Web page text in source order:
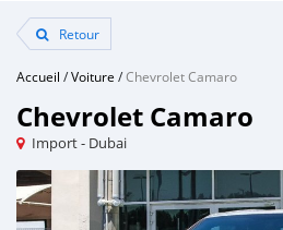
Retour
Accueil /Voiture /Chevrolet Camaro
Chevrolet Camaro
Import - Dubai